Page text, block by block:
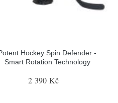
Hockey Spin Defender -
Smart Rotation Technology
2 390 Kč